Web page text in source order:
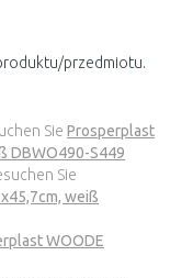
przedmiotu.
Sie Prosperplast
DBWO490-S449
Sie
weiß
WOODE